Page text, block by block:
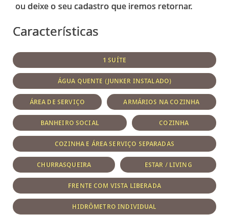
Características
1 SUÍTE
ÁGUA QUENTE (JUNKER INSTALADO)
ÁREA DE SERVIÇO ARMÁRIOS NA COZINHA
BANHEIRO SOCIAL COZINHA
COZINHA E ÁREA SERVIÇO SEPARADAS
CHURRASQUEIRA ESTAR / LIVING
FRENTE COM VISTA LIBERADA
HIDRÔMETRO INDIVIDUAL